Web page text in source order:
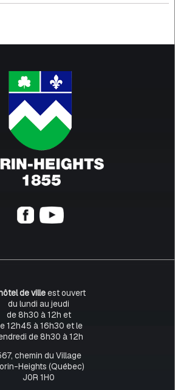
de villeest ouvert
du lundi au jeudi
de 8h30 à 12h et
12h45 à 16h30 et le
de 8h30 à 12h
chemin du Village
Heights (Québec)
J0R 1H0